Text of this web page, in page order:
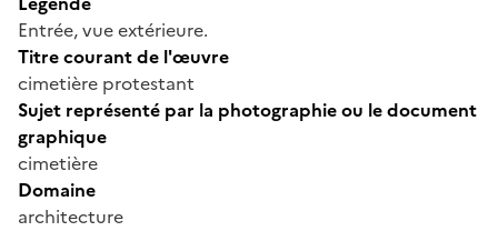
Entrée, vue extérieure.
Titre courant de l'œuvre
cimetière protestant
Sujet représenté par la photographie ou le document
graphique
cimetière
Domaine
architecture